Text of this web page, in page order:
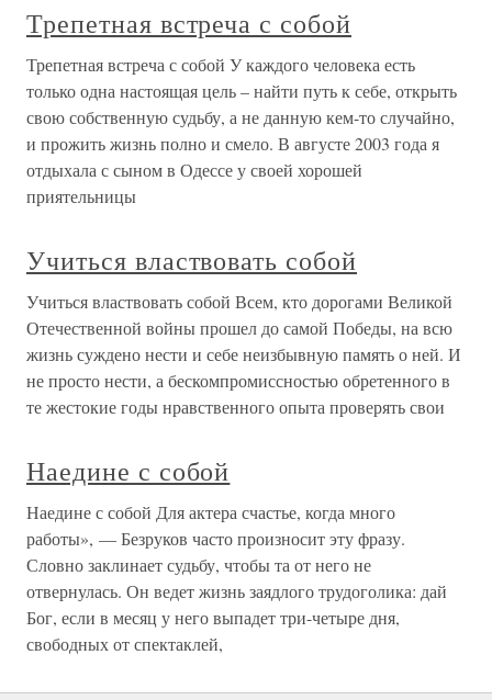
Трепетная встреча с собой
Трепетная встреча с собой У каждого человека есть
только одна настоящая цель – найти путь к себе, открыть
свою собственную судьбу, а не данную кем-то случайно,
и прожить жизнь полно и смело. В августе 2003 года я
отдыхала с сыном в Одессе у своей хорошей
приятельницы
Учиться властвовать собой
Учиться властвовать собой Всем, кто дорогами Великой
Отечественной войны прошел до самой Победы, на всю
жизнь суждено нести и себе неизбывную память о ней. И
не просто нести, а бескомпромиссностью обретенного в
те жестокие годы нравственного опыта проверять свои
Наедине с собой
Наедине с собой Для актера счастье, когда много
работы», — Безруков часто произносит эту фразу.
Словно заклинает судьбу, чтобы та от него не
отвернулась. Он ведет жизнь заядлого трудоголика: дай
Бог, если в месяц у него выпадет три-четыре дня,
свободных от спектаклей,